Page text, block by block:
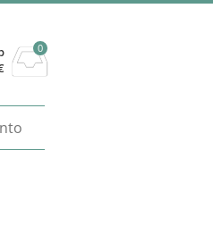
0